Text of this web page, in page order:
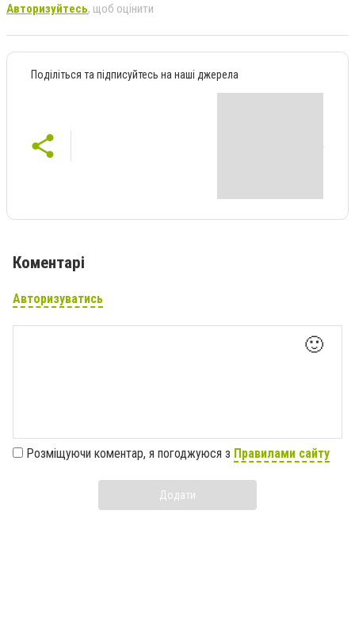
Авторизуйтесь, щоб оцінити
Поділіться та підписуйтесь на наші джерела
Коментарі
Авторизуватись
🙂
Розміщуючи коментар, я погоджуюся з Правилами сайту
Додати